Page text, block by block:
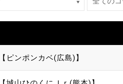
員会
・科学委員会
ーピング委員
ピンポンカベ(広島)】